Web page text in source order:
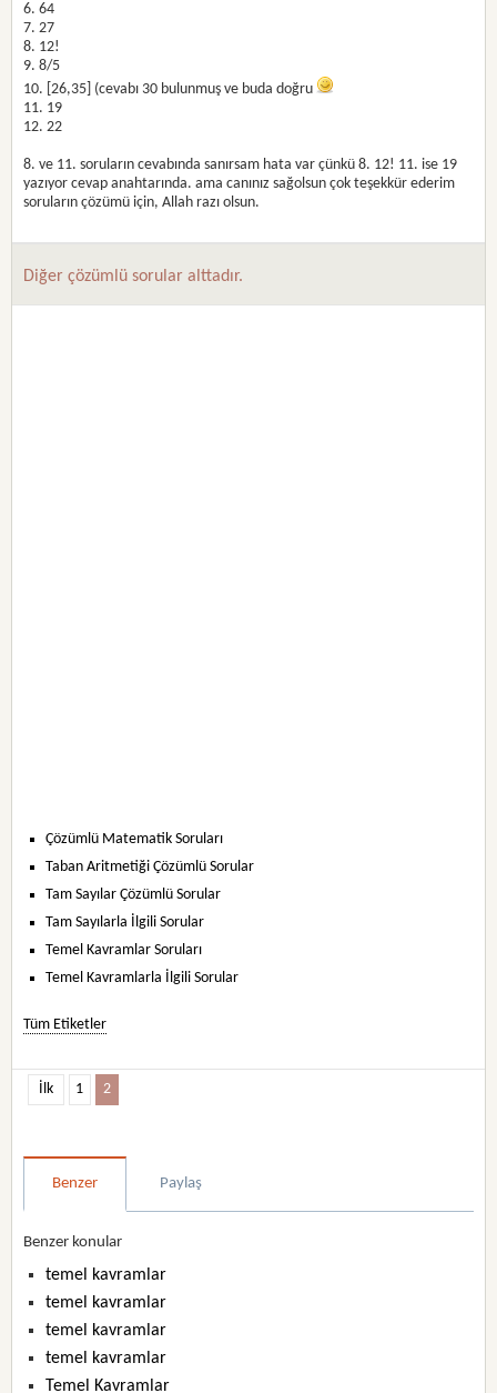
6. 64
7. 27
8. 12!
9. 8/5
10. [26,35] (cevabı 30 bulunmuş ve buda doğru
11. 19
12. 22
8. ve 11. soruların cevabında sanırsam hata var çünkü 8. 12! 11. ise 19
yazıyor cevap anahtarında. ama canınız sağolsun çok teşekkür ederim
soruların çözümü için, Allah razı olsun.
Diğer çözümlü sorular alttadır.
Çözümlü Matematik Soruları
Taban Aritmetiği Çözümlü Sorular
Tam Sayılar Çözümlü Sorular
Tam Sayılarla İlgili Sorular
Temel Kavramlar Soruları
Temel Kavramlarla İlgili Sorular
Tüm Etiketler
İlk 1 2
Benzer Paylaş
Benzer konular
temel kavramlar
temel kavramlar
temel kavramlar
temel kavramlar
Temel Kavramlar